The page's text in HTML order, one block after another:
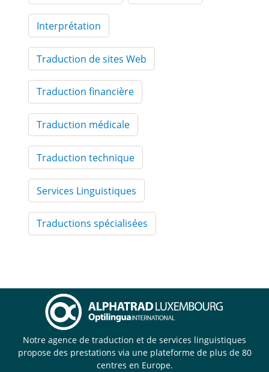
Interprétation
Traduction de sites Web
Traduction financière
Traduction médicale
Traduction technique
Services Linguistiques
Traductions spécialisées
Notre agence de traduction et de services linguistiques
propose des prestations via une plateforme de plus de 80
centres en Europe.